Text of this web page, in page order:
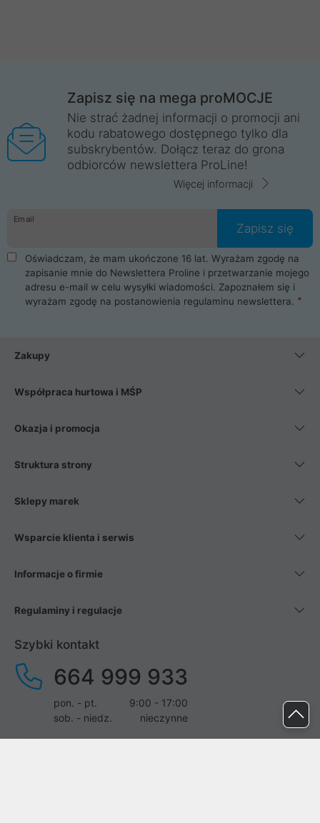
Zapisz się na mega proMOCJE
Nie strać żadnej informacji o promocji ani
kodu rabatowego dostępnego tylko dla
subskrybentów. Dołącz teraz do grona
odbiorców newslettera ProLine!
Więcej informacji
Email
Zapisz się
Oświadczam, że mam ukończone 16 lat. Wyrażam zgodę na
zapisanie mnie do Newslettera Proline i przetwarzanie mojego
adresu e-mail w celu wysyłki wiadomości. Zapoznałem się i
wyrażam zgodę na postanowienia regulaminu newslettera.
Zakupy
Współpraca hurtowa i MŚP
Okazja i promocja
Struktura strony
Sklepy marek
Wsparcie klienta i serwis
Informacje o firmie
Regulaminy i regulacje
Szybki kontakt
664 999 933
pon. - pt.
9:00 - 17:00
sob. - niedz.
nieczynne